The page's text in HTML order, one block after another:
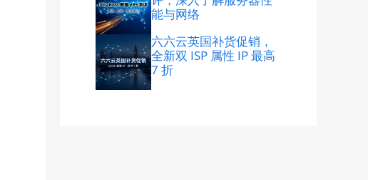
能与网络
六六云英国补货促销，
全新双 ISP 属性 IP 最高
7 折